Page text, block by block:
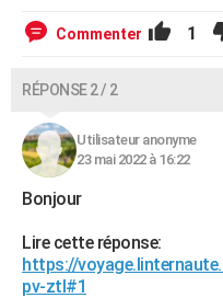
Commenter 1
RÉPONSE 2 / 2
Utilisateur anonyme
23 mai 2022 à 16:22
Bonjour
Lire cette réponse:
https://
pv-ztl#1